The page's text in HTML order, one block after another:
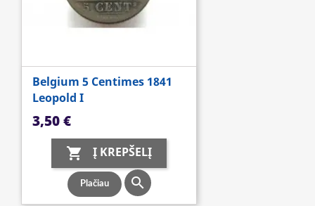
Belgium 5 Centimes 1841
Leopold I
Kaina
3,50 €
 Į KREPŠELĮ
Plačiau 